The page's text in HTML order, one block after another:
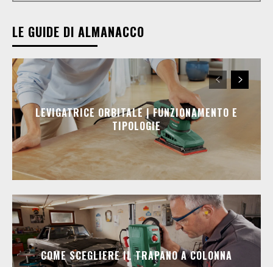
LE GUIDE DI ALMANACCO
LEVIGATRICE ORBITALE | FUNZIONAMENTO E
TIPOLOGIE
COME SCEGLIERE IL TRAPANO A COLONNA